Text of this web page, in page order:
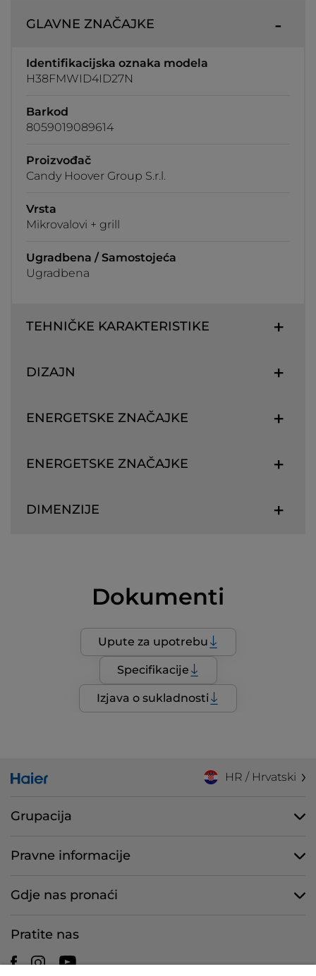
GLAVNE ZNAČAJKE
Identifikacijska oznaka modela
H38FMWID4ID27N
Barkod
8059019089614
Proizvođač
Candy Hoover Group S.r.l.
Vrsta
Mikrovalovi + grill
Ugradbena / Samostojeća
Ugradbena
TEHNIČKE KARAKTERISTIKE
DIZAJN
ENERGETSKE ZNAČAJKE
ENERGETSKE ZNAČAJKE
DIMENZIJE
Dokumenti
Upute za upotrebu
Specifikacije
Izjava o sukladnosti
HR / Hrvatski
Grupacija
Pravne informacije
Gdje nas pronaći
Pratite nas